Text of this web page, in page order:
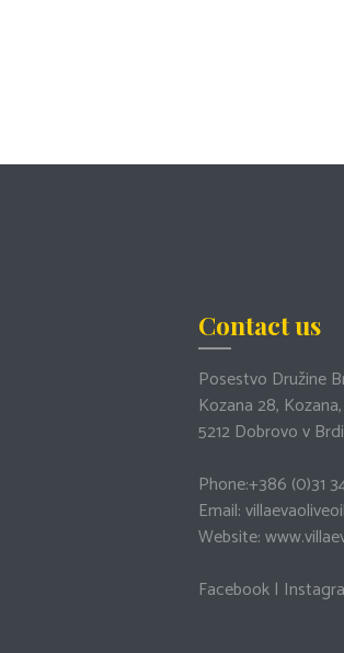
Contact us
Posestvo Družine
Kozana 28, Kozana,
5212 Dobrovo v
Phone:+386 (0)31
Email:
Website:
Facebook |